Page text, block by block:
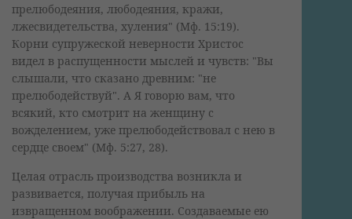
прелюбодеяния, любодеяния, кражи,
лжесвидетельства, хуления" (Мф. 15:19).
Корни супружеской неверности Христос
видел в распущенности мыслей и чувств: "Вы
слышали, что сказано древним: "не
прелюбодействуй". А Я говорю вам, что
всякий, кто смотрит на женщину с
вожделением, уже прелюбодействовал с нею в
сердце своем" (Мф. 5:27, 28).
Целая отрасль производства возникла и
развивается, получая прибыль на
извращенном воображении. Создаваемые ею